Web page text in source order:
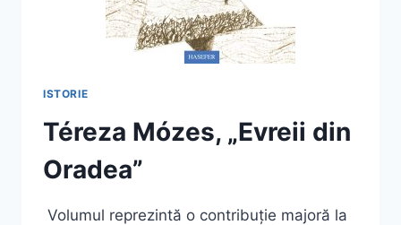
ISTORIE
Téreza Mózes, „Evreii din
Oradea”
Volumul reprezintă o contribuție majoră la